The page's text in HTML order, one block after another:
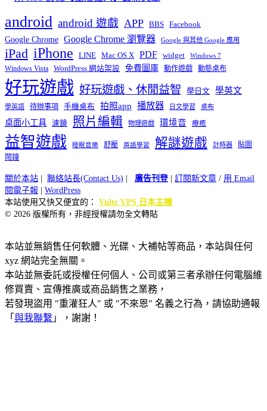
android android 遊戲 APP BBS Facebook
Google Chrome Google Chrome 瀏覽器 Google 與其他 Google 應用
iPad iPhone LINE Mac OS X PDF widget Windows 7
Windows Vista WordPress 網站架設 免費圖庫 動作遊戲 動態桌布
好玩遊戲 好玩遊戲、休閒益智 學日文 學英文
學英語 待辦事項 手機桌布 拍照app 播放器 日文學習 桌布
桌面小工具 濾鏡 照片編輯 物理遊戲 環境音 療癒
益智遊戲 睡眠音樂 舒壓 英語學習 解謎遊戲 計時器
貼圖
鬧鐘
關於本站 聯絡站長(Contact Us) 廣告刊登| 訂閱新文章 / 用 Email
閱電子報
WordPress
本站使用又快又便宜的： Vultr VPS 日本主機
© 2026 版權所有，非經授權請勿全文轉貼
本站並無銷售任何軟體、光碟、大補帖等商品，本站與任何
xyz 網站完全無關。
本站並無委託或授權任何個人、公司或第三者承辦任何電腦維
修買賣、宣傳推廣或商品銷售之業務，
若發現盜用 "重灌狂人" 或 "不來恩" 名義之行為，請協助通報
「 與我聯繫 」，謝謝！